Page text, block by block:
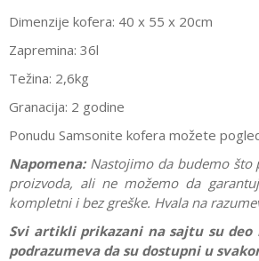
Dimenzije kofera: 40 x 55 x 20cm
Zapremina: 36l
Težina: 2,6kg
Granacija: 2 godine
Ponudu Samsonite kofera možete
Napomena: Nastojimo da budemo što
proizvoda, ali ne možemo da
kompletni i bez greške. Hvala na
Svi artikli prikazani na sajtu su deo
podrazumeva da su dostupni u